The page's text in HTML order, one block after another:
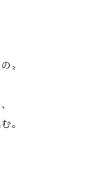
〟
。